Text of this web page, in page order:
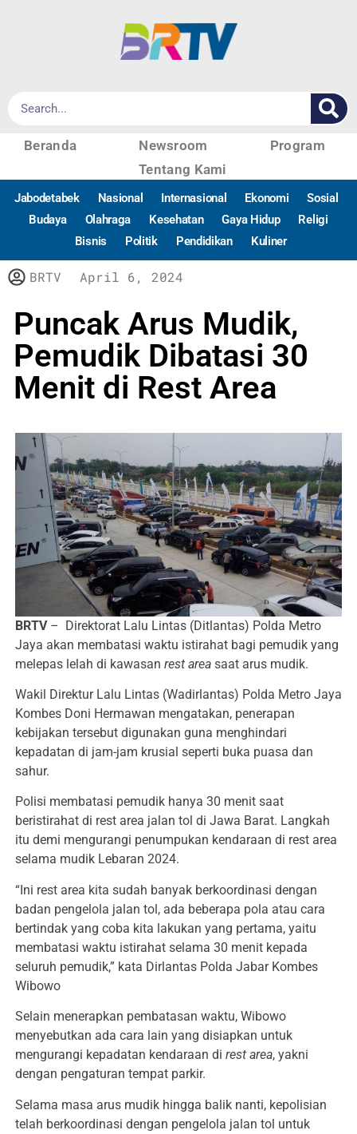
Beranda Newsroom
Program
Tentang Kami
Jabodetabek Nasional Internasional Ekonomi
Sosial
Budaya
Olahraga Kesehatan Gaya Hidup
Religi
Bisnis
Politik Pendidikan Kuliner
BRTV April 6, 2024
Puncak Arus Mudik,
Pemudik Dibatasi 30
Menit di Rest Area
BRTV – Direktorat Lalu Lintas (Ditlantas) Polda Metro
Jaya akan membatasi waktu istirahat bagi pemudik yang
melepas lelah di kawasan rest area saat arus mudik.
Wakil Direktur Lalu Lintas (Wadirlantas) Polda Metro Jaya
Kombes Doni Hermawan mengatakan, penerapan
kebijakan tersebut digunakan guna menghindari
kepadatan di jam-jam krusial seperti buka puasa dan
sahur.
Polisi membatasi pemudik hanya 30 menit saat
beristirahat di rest area jalan tol di Jawa Barat. Langkah
itu demi mengurangi penumpukan kendaraan di rest area
selama mudik Lebaran 2024.
“Ini rest area kita sudah banyak berkoordinasi dengan
badan pengelola jalan tol, ada beberapa pola atau cara
bertindak yang coba kita lakukan yang pertama, yaitu
membatasi waktu istirahat selama 30 menit kepada
seluruh pemudik,” kata Dirlantas Polda Jabar Kombes
Wibowo
Selain menerapkan pembatasan waktu, Wibowo
menyebutkan ada cara lain yang disiapkan untuk
mengurangi kepadatan kendaraan di rest area, yakni
dengan pengaturan tempat parkir.
Selama masa arus mudik hingga balik nanti, kepolisian
telah berkoordinasi dengan pengelola jalan tol untuk